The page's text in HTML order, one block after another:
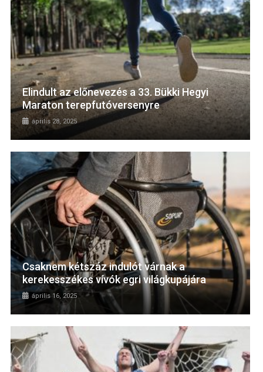
Elindult az előnevezés a 33. Bükki Hegyi
Maraton terepfutóversenyre
április 28, 2025
Csaknem kétszáz indulót várnak a
kerekesszékes vívók egri világkupájára
április 16, 2025